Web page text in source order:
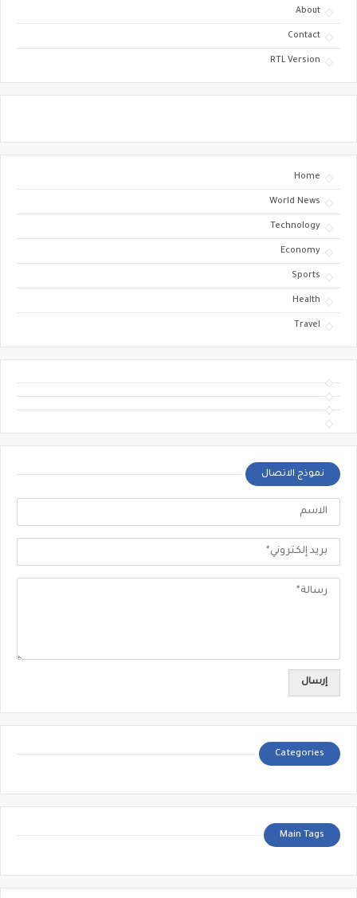
About
Contact
RTL Version
Home
World News
Technology
Economy
Sports
Health
Travel
نموذج الاتصال
Categories
Main Tags